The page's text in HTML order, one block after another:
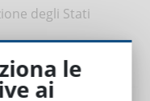
degli Stati
le
ai